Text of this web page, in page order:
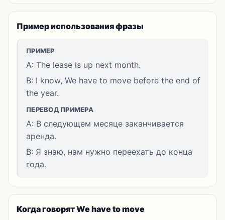
Пример использования фразы
ПРИМЕР
A: The lease is up next month.
B: I know, We have to move before the end of
the year.
ПЕРЕВОД ПРИМЕРА
A: В следующем месяце заканчивается
аренда.
B: Я знаю, нам нужно переехать до конца
года.
Когда говорят We have to move